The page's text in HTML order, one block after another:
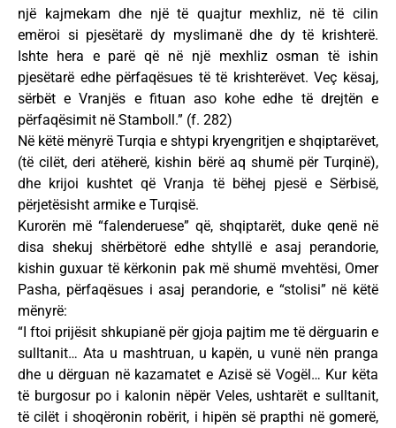
një kajmekam dhe një të quajtur mexhliz, në të cilin
emëroi si pjesëtarë dy myslimanë dhe dy të krishterë.
Ishte hera e parë që në një mexhliz osman të ishin
pjesëtarë edhe përfaqësues të të krishterëvet. Veç kësaj,
sërbët e Vranjës e fituan aso kohe edhe të drejtën e
përfaqësimit në Stamboll.” (f. 282)
Në këtë mënyrë Turqia e shtypi kryengritjen e shqiptarëvet,
(të cilët, deri atëherë, kishin bërë aq shumë për Turqinë),
dhe krijoi kushtet që Vranja të bëhej pjesë e Sërbisë,
përjetësisht armike e Turqisë.
Kurorën më “falenderuese” që, shqiptarët, duke qenë në
disa shekuj shërbëtorë edhe shtyllë e asaj perandorie,
kishin guxuar të kërkonin pak më shumë mvehtësi, Omer
Pasha, përfaqësues i asaj perandorie, e “stolisi” në këtë
mënyrë:
“I ftoi prijësit shkupianë për gjoja pajtim me të dërguarin e
sulltanit… Ata u mashtruan, u kapën, u vunë nën pranga
dhe u dërguan në kazamatet e Azisë së Vogël… Kur këta
të burgosur po i kalonin nëpër Veles, ushtarët e sulltanit,
të cilët i shoqëronin robërit, i hipën së prapthi në gomerë,